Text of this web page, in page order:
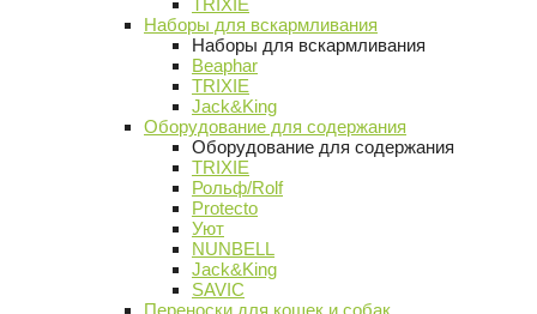
TRIXIE
Наборы для вскармливания
Наборы для вскармливания
Beaphar
TRIXIE
Jack&King
Оборудование для содержания
Оборудование для содержания
TRIXIE
Рольф/Rolf
Protecto
Уют
NUNBELL
Jack&King
SAVIC
Переноски для кошек и собак